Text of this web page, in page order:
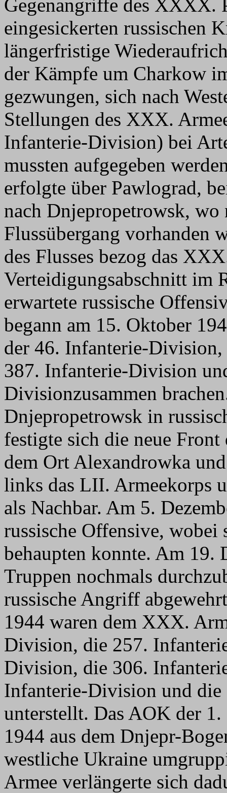
Gegenangriffe des XXXX.
eingesickerten russischen
längerfristige
der Kämpfe um Charkow
gezwungen, sich nach
Stellungen des XXX.
Infanterie-Division) bei
mussten aufgegeben
erfolgte über Pawlograd,
nach Dnjepropetrowsk,
Flussübergang vorhanden
des Flusses bezog das
Verteidigungsabschnitt im
erwartete russische
begann am 15. Oktober
der 46. Infanterie-
387. Infanterie-Division
Divisionzusammen
Dnjepropetrowsk in
festigte sich die neue
dem Ort Alexandrowka
links das LII. Armeekorps
als Nachbar. Am 5.
russische Offensive,
behaupten konnte. Am 19.
Truppen nochmals
russische Angriff
1944 waren dem XXX.
Division, die 257.
Division, die 306.
Infanterie-Division und die
unterstellt. Das AOK der 1.
1944 aus dem Dnjepr-
westliche Ukraine
Armee verlängerte sich